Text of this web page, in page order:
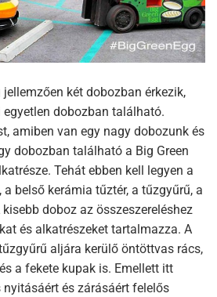
jellemzően két dobozban érkezik,
dobozban található.
amiben van egy nagy dobozunk és
dobozban található a Big Green
Tehát ebben kell legyen a
belső kerámia tűztér, a tűzgyűrű, a
doboz az összeszereléshez
és alkatrészeket tartalmazza. A
aljára kerülő öntöttvas rács,
a fekete kupak is. Emellett itt
és zárásáért felelős